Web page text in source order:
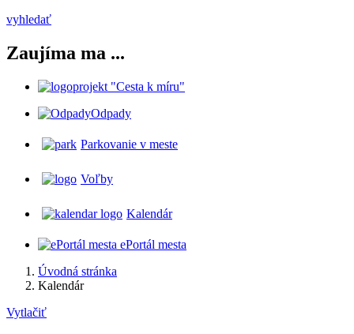
vyhledať
Zaujíma ma ...
projekt "Cesta k míru"
Odpady
Parkovanie v meste
Voľby
Kalendár
ePortál mesta
Úvodná stránka
Kalendár
Vytlačiť